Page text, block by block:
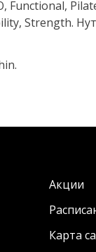
Functional,
Strength.
Акции
Карта